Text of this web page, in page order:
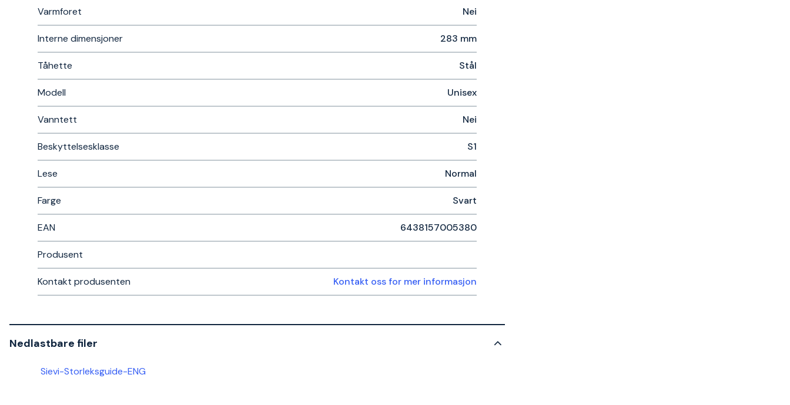
Varmforet Nei
Interne dimensjoner 283 mm
Tåhette Stål
Modell Unisex
Vanntett Nei
Beskyttelsesklasse S1
Lese Normal
Farge Svart
EAN 6438157005380
Produsent
Kontakt produsenten Kontakt oss for mer informasjon
Nedlastbare filer
Sievi-Storleksguide-ENG